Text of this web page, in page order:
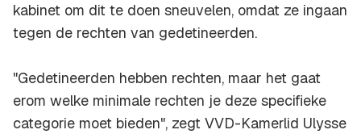
kabinet om dit te doen sneuvelen, omdat ze ingaan
tegen de rechten van gedetineerden.
"Gedetineerden hebben rechten, maar het gaat
erom welke minimale rechten je deze specifieke
categorie moet bieden", zegt VVD-Kamerlid Ulysse